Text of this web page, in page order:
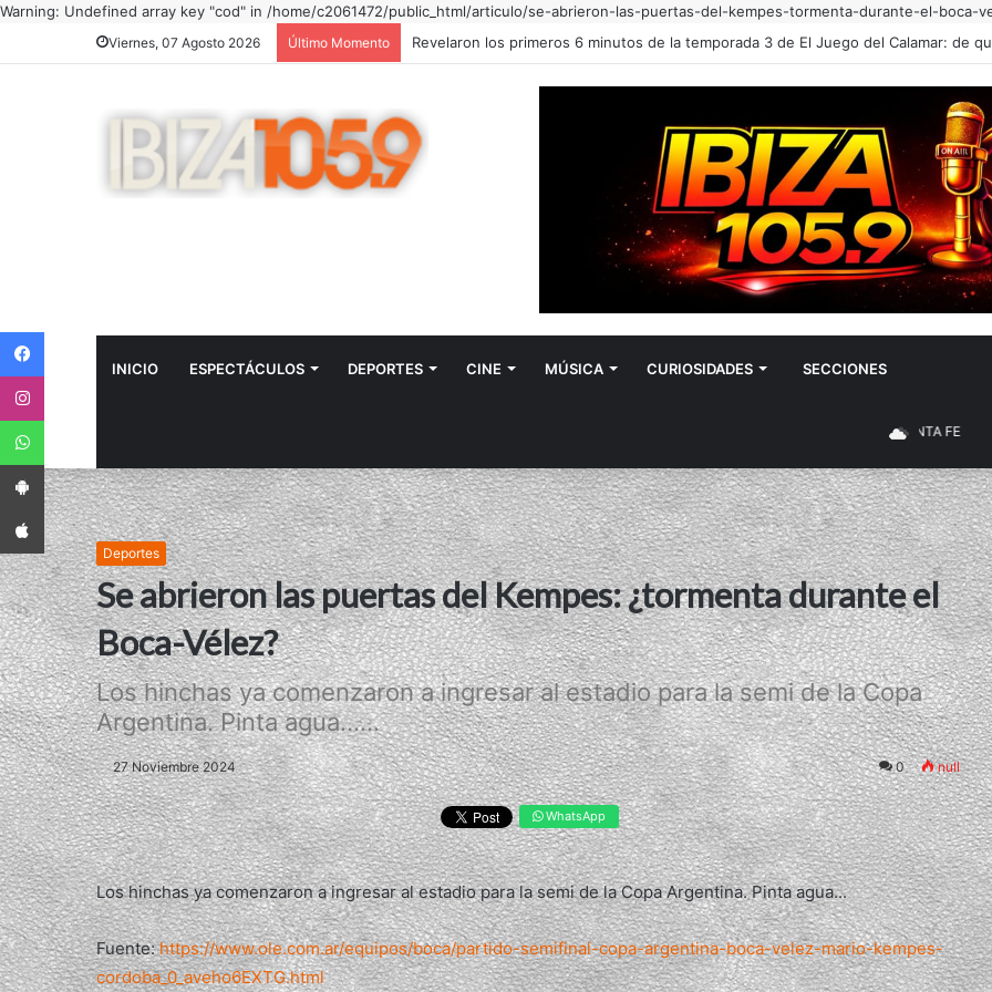
Warning: Undefined array key "cod" in /home/c2061472/public_html/articulo/se-abrieron-las-puertas-del-kempes-tormenta-durante-el-boca-
Viernes, 07 Agosto 2026 Último Momento
INICIO ESPECTÁCULOS DEPORTES CINE MÚSICA CURIOSIDADES SECCIONES
Deportes
Se abrieron las puertas del Kempes: ¿tormenta durante el
Boca-Vélez?
Los hinchas ya comenzaron a ingresar al estadio para la semi de la Copa
Argentina. Pinta agua......
27 Noviembre 2024 0 null
WhatsApp
Los hinchas ya comenzaron a ingresar al estadio para la semi de la Copa Argentina. Pinta agua...
Fuente:https://www.ole.com.ar/equipos/boca/partido-semifinal-copa-argentina-boca-velez-mario-kempes-
cordoba_0_aveho6EXTG.html
Facebook
App Android
App iPhone